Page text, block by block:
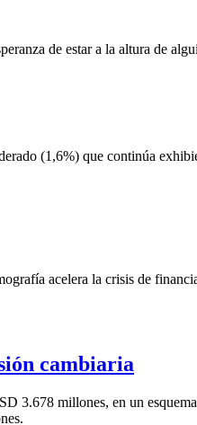
de estar a la altura de
(1,6%) que continúa
acelera la crisis de
cambiaria
3.678 millones, en un